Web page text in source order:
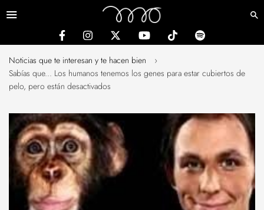
Noticias que te interesan y te hacen bien
›
Sabías que... Los humanos tenemos los genes para estar cubiertos de
pelo, pero están desactivados